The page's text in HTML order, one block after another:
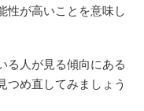
性が高いことを意味し
る人が見る傾向にある
つめ直してみましょう